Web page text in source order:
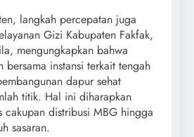
langkah percepatan juga
Gizi Kabupaten Fakfak,
mengungkapkan bahwa
bersama instansi terkait tengah
dapur sehat
titik. Hal ini diharapkan
cakupan distribusi MBG hingga
sasaran.